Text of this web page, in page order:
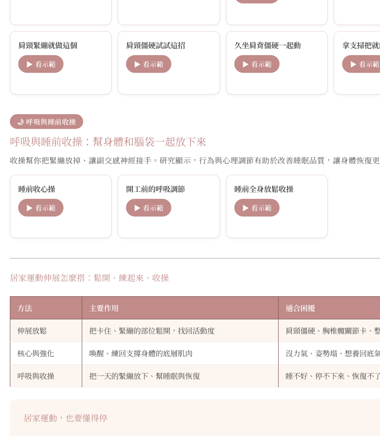
肩頸緊繃就做這個
▶ 看示範
肩頸僵硬試試這招
▶ 看示範
久坐肩背僵硬一起動
▶ 看示範
拿支掃把
▶ 看示範
🌙 呼吸與睡前收操
呼吸與睡前收操：幫身體和腦袋一起放下來
收操幫你把緊繃放掉、讓副交感神經接手。研究顯示，行為與心理調節有助於改善睡眠品質，讓身體恢復
睡前收心操
▶ 看示範
開工前的呼吸調節
▶ 看示範
睡前全身放鬆收操
▶ 看示範
居家運動伸展怎麼搭：鬆開、練起來、收操
方法 主要作用 適合困擾
伸展放鬆 把卡住、緊繃的部位鬆開，找回活動度 肩頸僵硬、胸椎髖關節卡、
核心與強化 喚醒、練回支撐身體的底層肌肉 沒力氣、姿勢塌、想養回底
呼吸與收操 把一天的緊繃放下、幫睡眠與恢復 睡不好、停不下來、恢復不
居家運動，也要懂得停